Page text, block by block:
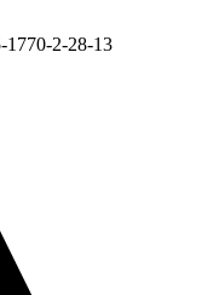
1770-2-28-13